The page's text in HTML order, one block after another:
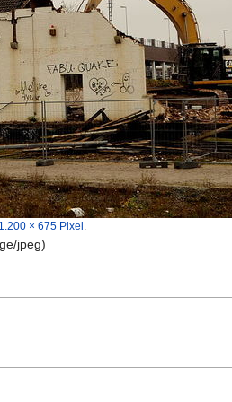
1.200 × 675 Pixel
jpeg)